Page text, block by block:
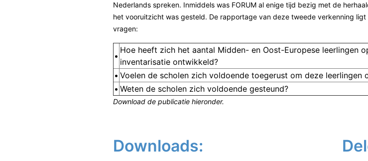
Nederlands spreken. Inmiddels was FORUM al enige tijd bezig met de
het vooruitzicht was gesteld. De rapportage van deze tweede verkenning
vragen:
•
Hoe heeft zich het aantal Midden- en Oost-Europese leerlingen
inventarisatie ontwikkeld?
• Voelen de scholen zich voldoende toegerust om deze leerlingen
• Weten de scholen zich voldoende gesteund?
Download de publicatie hieronder.
Downloads: